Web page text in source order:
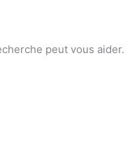
peut vous aider.